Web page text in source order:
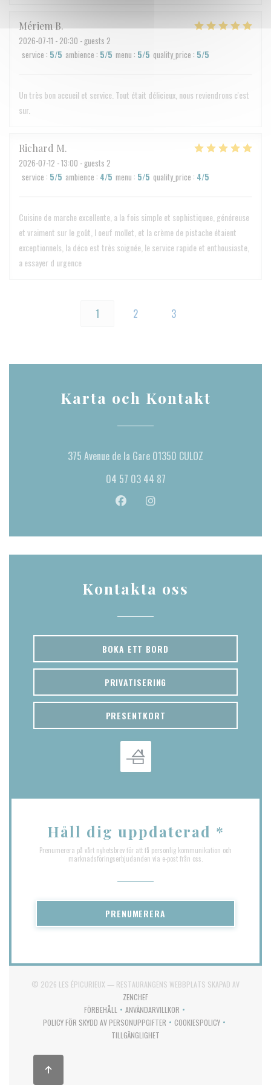
MériemB
2026-07-11 - 20:30 - guests 2
service : 5/5 ambience : 5/5 menu : 5/5 quality_price : 5/5
Un très bon accueil et service. Tout était délicieux, nous reviendrons c'est
sur.
Richard M
2026-07-12 - 13:00 - guests 2
service : 5/5 ambience : 4/5 menu : 5/5 quality_price : 4/5
Cuisine de marche excellente, a la fois simple et sophistiquee, généreuse
et vraiment sur le goût, l oeuf mollet, et la crème de pistache étaient
exceptionnels, la déco est très soignée, le service rapide et enthousiaste,
a essayer d urgence
1 2 3
Karta och Kontakt
375 Avenue de la Gare 01350 CULOZ
04 57 03 44 87
Facebook ((öppnas i ett nytt
Instagram ((öppnas i ett
Kontakta oss
BOKA ETT BORD
PRIVATISERING
PRESENTKORT
Håll dig uppdaterad *
Prenumerera på vårt nyhetsbrev för att få personlig kommunikation och
marknadsföringserbjudanden via e-post från oss.
PRENUMERERA
© 2026 LES ÉPICURIEUX — RESTAURANGENS WEBBPLATS SKAPAD AV
ZENCHEF((ÖPPNAS I ETT NYTT FÖNSTER))
FÖRBEHÅLL
((ÖPPNAS I ETT NYTT FÖNSTER))
ANVÄNDARVILLKOR
((ÖPPNAS I ETT NYTT FÖNSTER))
POLICY FÖR SKYDD AV PERSONUPPGIFTER
((ÖPPNAS I ETT NYTT FÖNSTER))
COOKIESPOLICY
((ÖPPNAS I ETT NYTT
TILLGÄNGLIGHET
((ÖPPNAS I ETT NYTT FÖNSTER))